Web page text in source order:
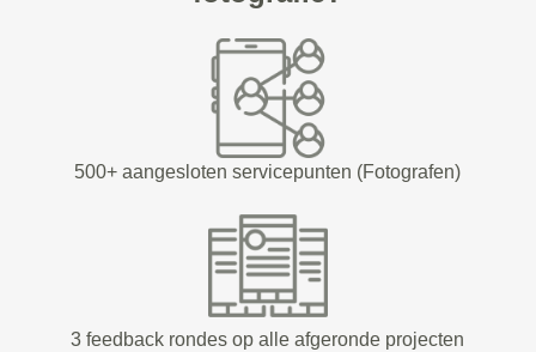
500+ aangesloten servicepunten (Fotografen)
3 feedback rondes op alle afgeronde projecten